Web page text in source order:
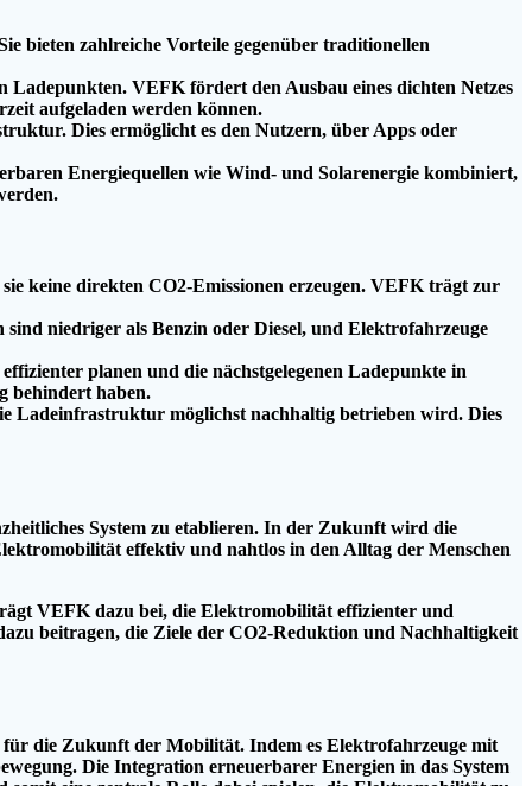
bieten zahlreiche Vorteile gegenüber traditionellen
VEFK fördert den Ausbau eines dichten Netzes
aufgeladen werden können.
Dies ermöglicht es den Nutzern, über Apps oder
Energiequellen wie Wind- und Solarenergie kombiniert,
keine direkten CO2-Emissionen erzeugen. VEFK trägt zur
niedriger als Benzin oder Diesel, und Elektrofahrzeuge
planen und die nächstgelegenen Ladepunkte in
behindert haben.
Ladeinfrastruktur möglichst nachhaltig betrieben wird. Dies
System zu etablieren. In der Zukunft wird die
effektiv und nahtlos in den Alltag der Menschen
VEFK dazu bei, die Elektromobilität effizienter und
beitragen, die Ziele der CO2-Reduktion und Nachhaltigkeit
die Zukunft der Mobilität. Indem es Elektrofahrzeuge mit
Die Integration erneuerbarer Energien in das System